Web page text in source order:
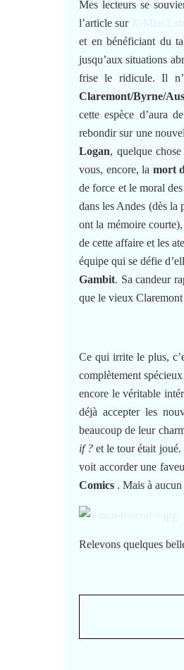
Mes lecteurs se
l’article sur
et en bénéficiant du
jusqu’aux situations
frise le ridicule. Il
Claremont/Byrne/
cette espèce d’aura
rebondir sur une
Logan, quelque
vous, encore, la mort
de force et le moral
dans les Andes (dès la
ont la mémoire
de cette affaire et les
équipe qui se défie
Gambit. Sa candeur
que le vieux Claremont
Ce qui irrite le plus,
complètement
encore le véritable
déjà accepter les
beaucoup de leur
if ? et le tour était joué.
voit accorder une
Comics . Mais à
Relevons quelques